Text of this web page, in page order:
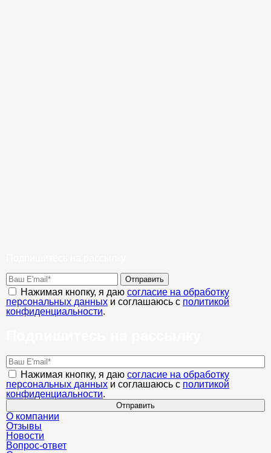
Отправить
Нажимая кнопку, я даю согласие на обработку
персональных данных и соглашаюсь с политикой
конфиденциальности.
Нажимая кнопку, я даю согласие на обработку
персональных данных и соглашаюсь с политикой
конфиденциальности.
Отправить
О компании
Отзывы
Новости
Вопрос-ответ